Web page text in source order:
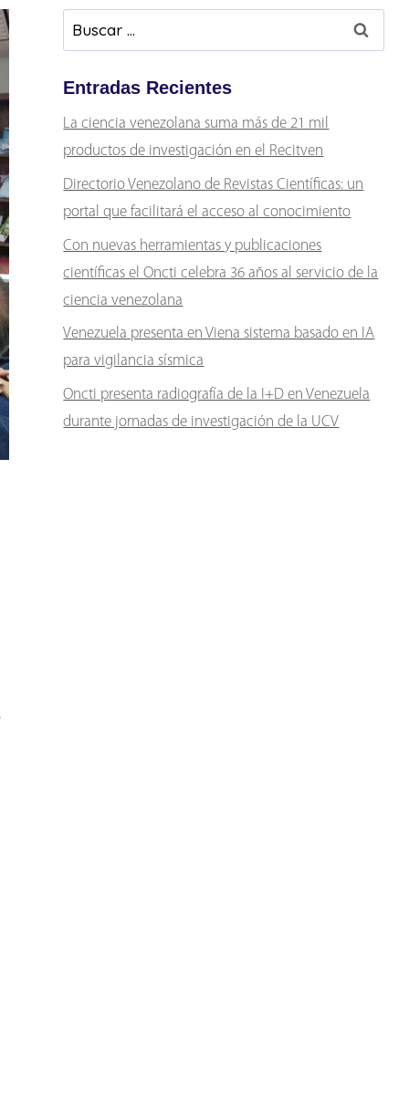
Buscar:
Entradas Recientes
La ciencia venezolana suma más de 21 mil
productos de investigación en el Recitven
Directorio Venezolano de Revistas Científicas: un
portal que facilitará el acceso al conocimiento
Con nuevas herramientas y publicaciones
científicas el Oncti celebra 36 años al servicio de la
ciencia venezolana
Venezuela presenta en Viena sistema basado en IA
para vigilancia sísmica
Oncti presenta radiografía de la I+D en Venezuela
durante jornadas de investigación de la UCV